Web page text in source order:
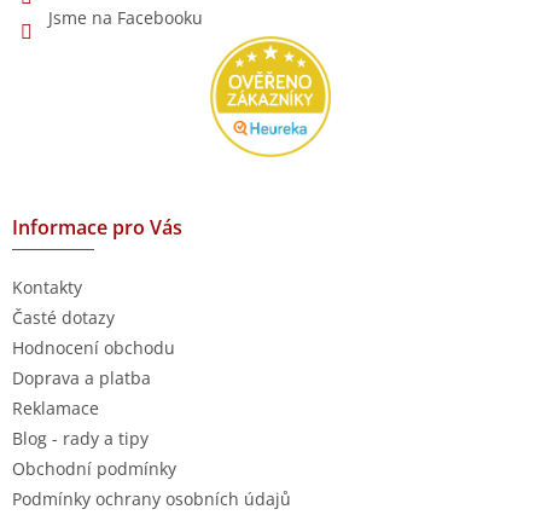
Jsme na Facebooku
Informace pro Vás
Kontakty
Časté dotazy
Hodnocení obchodu
Doprava a platba
Reklamace
Blog - rady a tipy
Obchodní podmínky
Podmínky ochrany osobních údajů